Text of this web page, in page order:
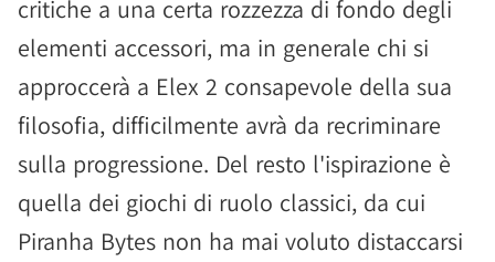
critiche a una certa rozzezza di fondo degli
elementi accessori, ma in generale chi si
approccerà a Elex 2 consapevole della sua
filosofia, difficilmente avrà da recriminare
sulla progressione. Del resto l'ispirazione è
quella dei giochi di ruolo classici, da cui
Piranha Bytes non ha mai voluto distaccarsi